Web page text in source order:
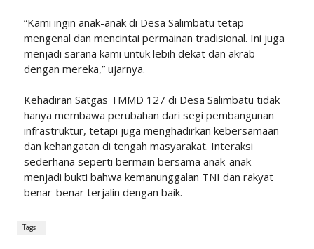
“Kami ingin anak-anak di Desa Salimbatu tetap
mengenal dan mencintai permainan tradisional. Ini juga
menjadi sarana kami untuk lebih dekat dan akrab
dengan mereka,” ujarnya.
Kehadiran Satgas TMMD 127 di Desa Salimbatu tidak
hanya membawa perubahan dari segi pembangunan
infrastruktur, tetapi juga menghadirkan kebersamaan
dan kehangatan di tengah masyarakat. Interaksi
sederhana seperti bermain bersama anak-anak
menjadi bukti bahwa kemanunggalan TNI dan rakyat
benar-benar terjalin dengan baik.
Tags :